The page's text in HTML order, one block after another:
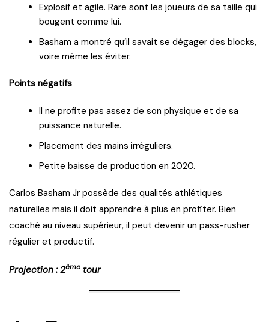
Explosif et agile. Rare sont les joueurs de sa taille qui
bougent comme lui.
Basham a montré qu’il savait se dégager des blocks,
voire même les éviter.
Points négatifs
Il ne profite pas assez de son physique et de sa
puissance naturelle.
Placement des mains irréguliers.
Petite baisse de production en 2020.
Carlos Basham Jr possède des qualités athlétiques
naturelles mais il doit apprendre à plus en profiter. Bien
coaché au niveau supérieur, il peut devenir un pass-rusher
régulier et productif.
Projection : 2ème tour